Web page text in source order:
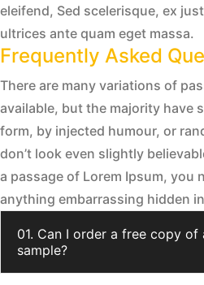
eleifend, Sed scelerisque, ex
ultrices ante quam eget massa.
Frequently Asked
There are many variations of
available, but the majority have
form, by injected humour, or
don’t look even slightly
a passage of Lorem Ipsum, you
anything embarrassing hidden
01. Can I order a free copy of
sample?